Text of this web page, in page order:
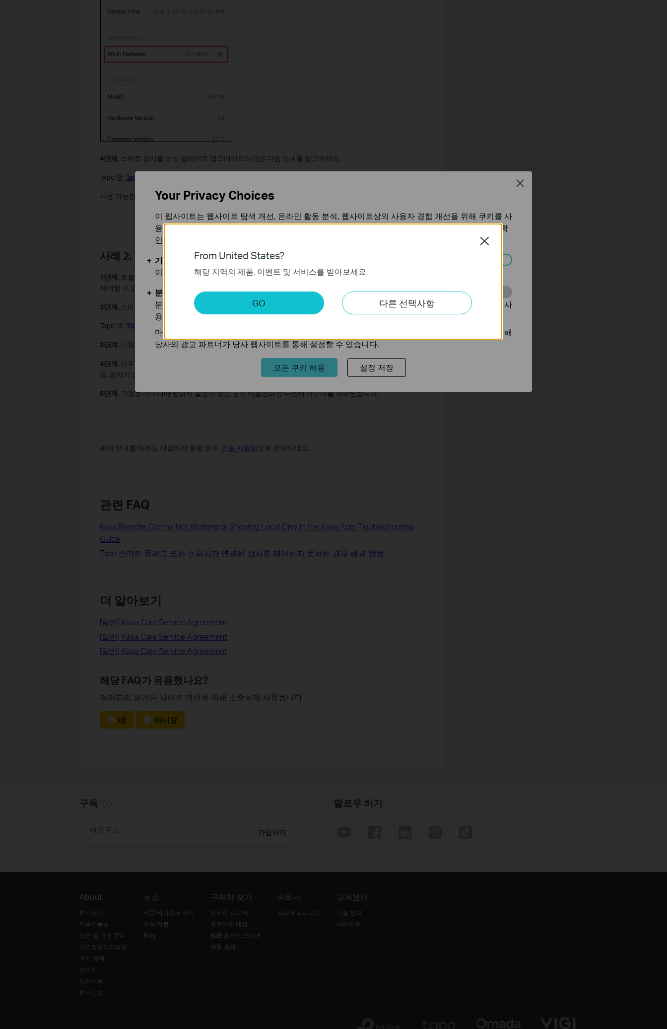
4단계.스마트 장치를 최신 펌웨어로 업그레이드하려면 다음 안내를 참고하세요.
Tapo 앱: Tapo 앱에서 Tapo 장치의 펌웨어를 업데이트하는 방법은?
사용 가능한 업데이트가 없는 경우 현재 펌웨어 버전을 확인하여 알려주세요(
사례 2. Tapo 앱을 사용하여 스마트 장치를 원격으로 제어할 수 없을 때
1단계.로컬 네트워크에서 스마트 장치를 제어할 수 있는지 확인합니다. 로컬 네트워크에서 스마트 장치를
제어할 수 없는 경우사례 1
2단계. 스마트 장치를 최신 펌웨어로 업그레이드하려면 다음 안내를 참고하세요.
Tapo 앱: Tapo 앱에서 Tapo 장치의 펌웨어를 업데이트하는 방법은?
3단계. 가정용 모뎀/라우터에서 DNS 서버를 8.8.8.8로 변경합니다.
4단계.라우터가 제대로 작동하는지 확인합니다. 휴대폰이나 노트북을 라우터의 Wi-Fi 네트워크에 연결한 다
음, 장치가 인터넷에 접속 할 수 있는지 확인이 가능합니다.
5단계.가정용 라우터에 방화벽 설정이 있는 경우 비활성화한 다음에 라우터를 재부팅합니다.
위의 안내를 따라도 해결하지 못할 경우, 기술 지원팀 으로 연락하세요.
관련 FAQ
Kasa Remote Control Not Working or Showing Local Only in the Kasa App: Troubleshooting
Guide
Tapo 스마트 플러그 또는 스위치가 연결된 장치를 제어하지 못하는 경우 해결 방법
더 알아보기
[일반] Kasa Care Service Agreement
[일반] Kasa Care Service Agreement
[일반] Kasa Care Service Agreement
해당 FAQ가 유용했나요?
여러분의 의견은 사이트 개선을 위해 소중하게 사용됩니다.
네 아니요
구독
메일 주소 가입하기
팔로우 하기
About
회사소개
지속가능성
보안 및 규정 준수
개인정보처리방침
쿠키 정책
연락처
인재채용
회사정보
뉴스
제품·티피링크 소식
수상 자료
Blog
구매처 찾기
온라인 스토어
오프라인 매장
B2B 온라인 스토어
유통 총판
파트너
파트너 프로그램
교육센터
기술 정보
사례연구
From United States?
해당 지역의 제품, 이벤트 및 서비스를 받아보세요.
GO 다른 선택사항
Close
Your Privacy Choices
이 웹사이트는 웹사이트 탐색 개선, 온라인 활동 분석, 웹사이트상의 사용자 경험 개선을 위해 쿠키를 사
용합니다. 귀하는 언제든지 쿠키 사용을 거부할 수 있습니다. 자세한 내용은개인정보 처리방침에서 확
인할 수 있습니다.
기본 쿠키
이 쿠키는 웹사이트가 작동하는 데 필요하며 사용자의 시스템에서 비활성화할 수 없습니다.
분석 및 마케팅 쿠키
분석 쿠키는 웹사이트의 기능을 개선하고 조정하기 위해 웹사이트에서의 사용자 활동을 분석하는 데 사
용하는 쿠키입니다.
마케팅 쿠키는 귀하의 관심사에 대한 프로필을 생성하고 다른 웹사이트에서 관련 광고를 표시하기 위해
당사의 광고 파트너가 당사 웹사이트를 통해 설정할 수 있습니다.
모든 쿠키 허용 설정 저장
Close